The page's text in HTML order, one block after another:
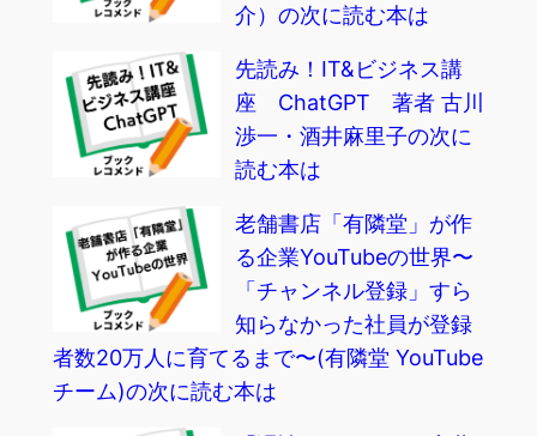
介）の次に読む本は
先読み！IT&ビジネス講
座 ChatGPT 著者 古川
渉一・酒井麻里子の次に
読む本は
老舗書店「有隣堂」が作
る企業YouTubeの世界〜
「チャンネル登録」すら
知らなかった社員が登録
者数20万人に育てるまで〜(有隣堂 YouTube
チーム)の次に読む本は